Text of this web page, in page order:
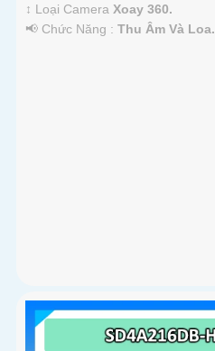
↕️ Loại Camera Xoay 360.
️📢 Chức Năng : Thu Âm Và Loa.